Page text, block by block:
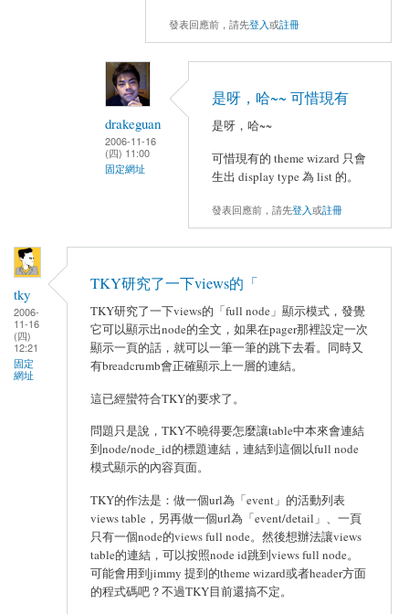
發表回應前，請先登入或註冊
drakeguan
2006-11-16
(四) 11:00
固定網址
是呀，哈~~ 可惜現有
是呀，哈~~
可惜現有的 theme wizard 只會
生出 display type 為 list 的。
發表回應前，請先登入或註冊
tky
2006-
11-16
(四)
12:21
固定
網址
TKY研究了一下views的「
TKY研究了一下views的「full node」顯示模式，發覺
它可以顯示出node的全文，如果在pager那裡設定一次
顯示一頁的話，就可以一筆一筆的跳下去看。同時又
有breadcrumb會正確顯示上一層的連結。
這已經蠻符合TKY的要求了。
問題只是說，TKY不曉得要怎麼讓table中本來會連結
到node/node_id的標題連結，連結到這個以full node
模式顯示的內容頁面。
TKY的作法是：做一個url為「event」的活動列表
views table，另再做一個url為「event/detail」、一頁
只有一個node的views full node。然後想辦法讓views
table的連結，可以按照node id跳到views full node。
可能會用到jimmy 提到的theme wizard或者header方面
的程式碼吧？不過TKY目前還搞不定。